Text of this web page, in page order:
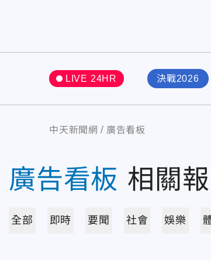
LIVE 24HR 決戰2026
中天新聞網 廣告看板
廣告看板 相關
全部 即時 要聞 社會 娛樂